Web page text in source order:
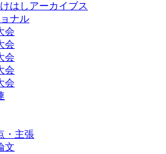
はしアーカイブス
ナル
会
会
会
会
会
・主張
文